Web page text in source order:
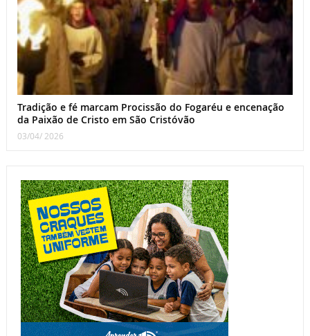
Tradição e fé marcam Procissão do Fogaréu e encenação
da Paixão de Cristo em São Cristóvão
03/04/ 2026